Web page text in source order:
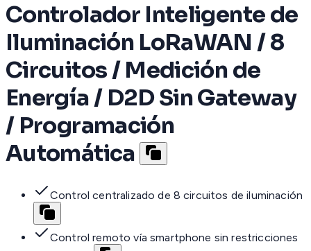
Controlador Inteligente de
Iluminación LoRaWAN / 8
Circuitos / Medición de
Energía / D2D Sin Gateway
/ Programación
Automática
Control centralizado de 8 circuitos de iluminación
Control remoto vía smartphone sin restricciones